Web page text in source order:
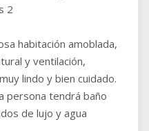
2
habitación amoblada,
y ventilación,
lindo y bien cuidado.
persona tendrá baño
de lujo y agua